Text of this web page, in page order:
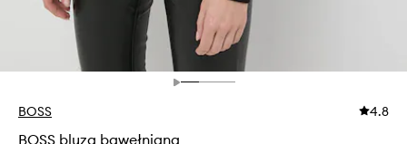
BOSS 4.8
BOSS bluza bawełniana